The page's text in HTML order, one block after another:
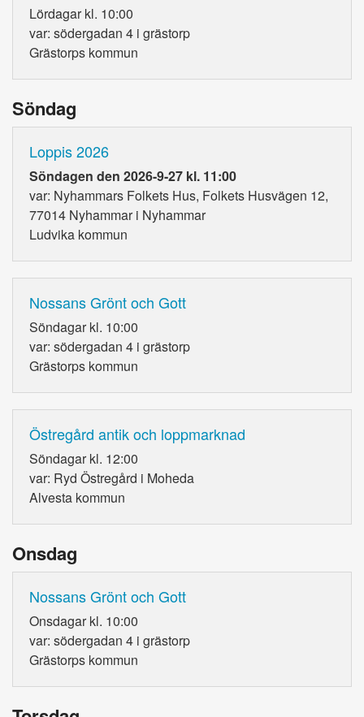
Lördagar kl. 10:00
var: södergadan 4 i grästorp
Grästorps kommun
Söndag
Loppis 2026
Söndagen den 2026-9-27 kl. 11:00
var: Nyhammars Folkets Hus, Folkets Husvägen 12,
77014 Nyhammar i Nyhammar
Ludvika kommun
Nossans Grönt och Gott
Söndagar kl. 10:00
var: södergadan 4 i grästorp
Grästorps kommun
Östregård antik och loppmarknad
Söndagar kl. 12:00
var: Ryd Östregård i Moheda
Alvesta kommun
Onsdag
Nossans Grönt och Gott
Onsdagar kl. 10:00
var: södergadan 4 i grästorp
Grästorps kommun